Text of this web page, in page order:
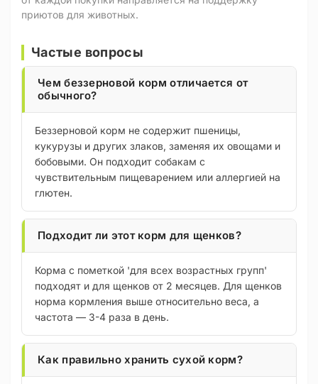
приютов для животных.
Частые вопросы
Чем беззерновой корм отличается от
обычного?
Беззерновой корм не содержит пшеницы,
кукурузы и других злаков, заменяя их овощами и
бобовыми. Он подходит собакам с
чувствительным пищеварением или аллергией на
глютен.
Подходит ли этот корм для щенков?
Корма с пометкой 'для всех возрастных групп'
подходят и для щенков от 2 месяцев. Для щенков
норма кормления выше относительно веса, а
частота — 3-4 раза в день.
Как правильно хранить сухой корм?